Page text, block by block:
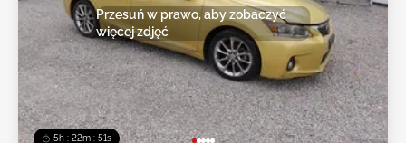
5h : 22m : 49s
Przesuń w prawo, aby zobaczyć
więcej zdjęć